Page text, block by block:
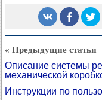
« Предыдущие статьи
Описание системы
механической
Инструкции по